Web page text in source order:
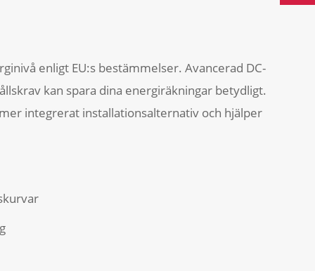
enligt EU:s bestämmelser. Avancerad DC-
kan spara dina energiräkningar betydligt.
integrerat installationsalternativ och hjälper